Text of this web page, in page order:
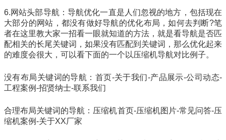
6.网站头部导航：导航优化一直是人们忽视的地方，包括现在
大部分的网站，都没有做好导航的优化布局，如何去判断?笔
者在这里教大家一招看一眼就知道的方法，就是看导航是否匹
配相关的长尾关键词，如果没有匹配到关键词，那么优化起来
的难度会很大，可以看下面的一个以压缩机导航对比例子。
没有布局关键词的导航：首页-关于我们-产品展示-公司动态-
工程案例-招贤纳士-联系我们
合理布局关键词的导航：压缩机首页-压缩机图片-常见问答-压
缩机案例-关于XX厂家